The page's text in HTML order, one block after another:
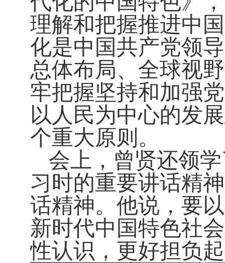
理解和把握推进中
化是中国共产党领
总体布局、全球视
牢把握坚持和加强
以人民为中心的发
个重大原则。
会上，曾贤还领
习时的重要讲话精
话精神。他说，要
新时代中国特色社
性认识，更好担负